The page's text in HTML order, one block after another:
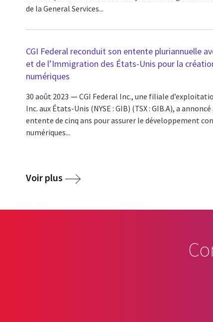
de la General Services...
CGI Federal reconduit son entente pluriannuelle
et de l’Immigration des États-Unis pour la
numériques
30 août 2023
CGI Federal Inc., une filiale
Inc. aux États-Unis (NYSE : GIB) (TSX : GIB.A), a
entente de cinq ans pour assurer le développement
numériques...
Voir plus